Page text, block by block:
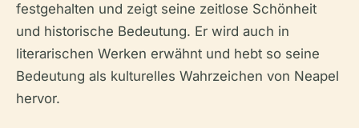
festgehalten und zeigt seine zeitlose Schönheit
und historische Bedeutung. Er wird auch in
literarischen Werken erwähnt und hebt so seine
Bedeutung als kulturelles Wahrzeichen von Neapel
hervor.